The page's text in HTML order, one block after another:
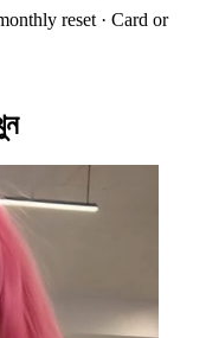
reset · Card or